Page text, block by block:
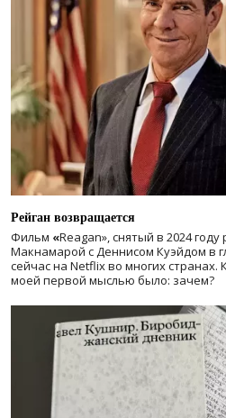
Рейган возвращается
Фильм «Reagan», снятый в 2024 году
Макнамарой с Деннисом Куэйдом в
сейчас на Netflix во многих странах.
моей первой мыслью было: зачем?